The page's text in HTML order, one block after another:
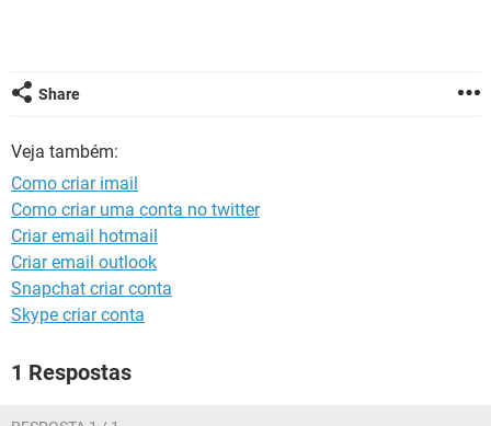
Share
Veja também:
Como criar imail
Como criar uma conta no twitter
Criar email hotmail
Criar email outlook
Snapchat criar conta
Skype criar conta
1 Respostas